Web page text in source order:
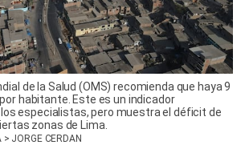
de la Salud (OMS) recomienda que haya 9
habitante. Este es un indicador
especialistas, pero muestra el déficit de
zonas de Lima.
> JORGE CERDAN